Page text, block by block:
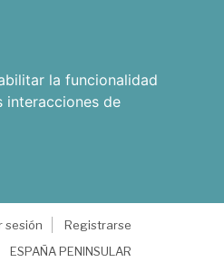
la funcionalidad
interacciones de
sesión
Registrarse
ESPAÑA PENINSULAR